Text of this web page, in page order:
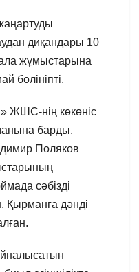
диқандары 10
жұмыстарына
бөлініпті.
ЖШС-нің көкөніс
барды.
Поляков
сәбізді
Қырманға дәнді